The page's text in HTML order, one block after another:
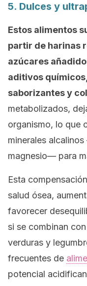
5. Dulces y
Estos alimentos
partir de harinas
azúcares
aditivos
saborizantes y
metabolizados,
organismo, lo que
minerales
magnesio— para
Esta
salud ósea,
favorecer
si se combinan
verduras y
frecuentes de
potencial